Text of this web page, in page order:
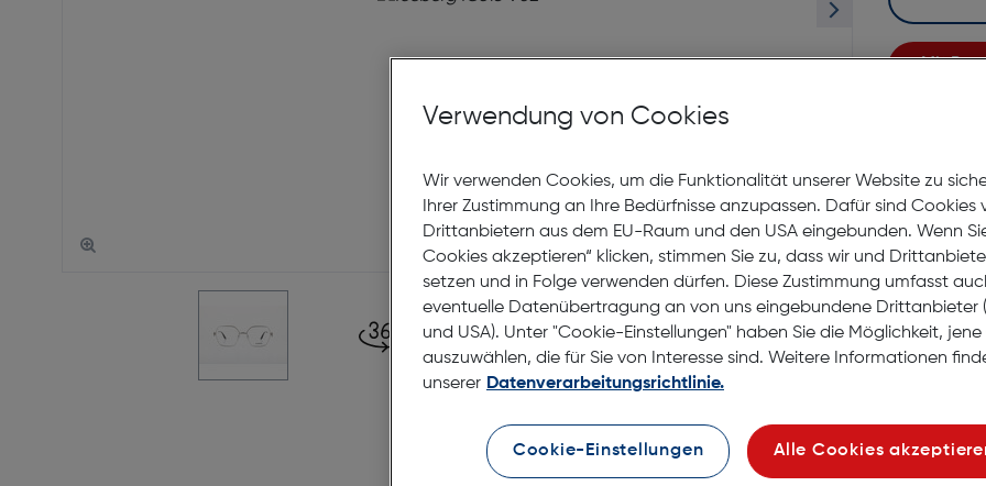
Mit Premiumgläsern und Superentspiegelung in Sehstärke
Jetzt
Lagernd
Nach
Verwendung von Cookies
Wir verwenden Cookies, um die Funktionalität unserer Website zu
Ihrer Zustimmung an Ihre Bedürfnisse anzupassen. Dafür sind Cookies
Drittanbietern aus dem EU-Raum und den USA eingebunden. Wenn
Cookies akzeptieren“ klicken, stimmen Sie zu, dass wir und
setzen und in Folge verwenden dürfen. Diese Zustimmung umfasst
eventuelle Datenübertragung an von uns eingebundene Drittanbieter
und USA). Unter "Cookie-Einstellungen" haben Sie die Möglichkeit,
auszuwählen, die für Sie von Interesse sind. Weitere Informationen
unserer Datenverarbeitungsrichtlinie.
Cookie-Einstellungen Alle Cookies